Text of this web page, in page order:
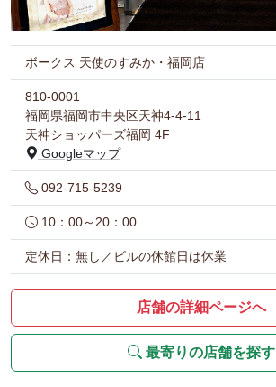
ボークス 天使のすみか・福岡店
810-0001
福岡県福岡市中央区天神4-4-11
天神ショッパーズ福岡 4F
Googleマップ
092-715-5239
10：00～20：00
定休日：無し／ビルの休館日は休業
店舗の詳細ページへ
最寄りの店舗を探す